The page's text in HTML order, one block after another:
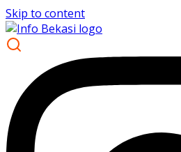
Skip to content